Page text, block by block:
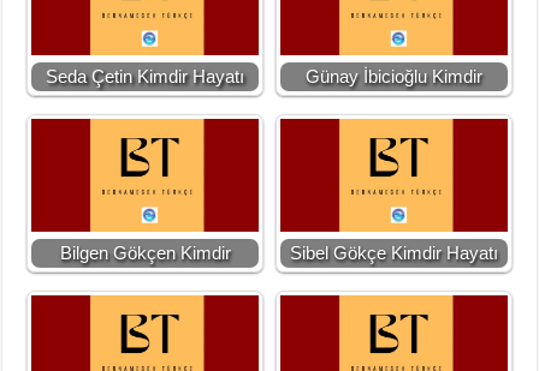
Seda Çetin Kimdir Hayatı Günay İbicioğlu Kimdir
Bilgen Gökçen Kimdir Sibel Gökçe Kimdir Hayatı